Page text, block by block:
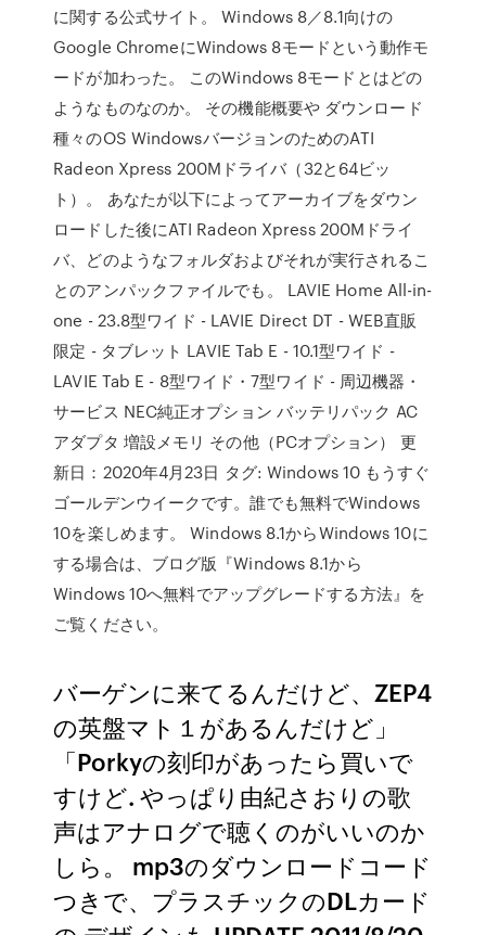
に関する公式サイト。 Windows 8／8.1向けの
Google ChromeにWindows 8モードという動作モ
ードが加わった。 このWindows 8モードとはどの
ようなものなのか。 その機能概要や ダウンロード
種々のOS WindowsバージョンのためのATI
Radeon Xpress 200Mドライバ（32と64ビッ
ト）。 あなたが以下によってアーカイブをダウン
ロードした後にATI Radeon Xpress 200Mドライ
バ、どのようなフォルダおよびそれが実行されるこ
とのアンパックファイルでも。 LAVIE Home All-in-
one - 23.8型ワイド - LAVIE Direct DT - WEB直販
限定 - タブレット LAVIE Tab E - 10.1型ワイド -
LAVIE Tab E - 8型ワイド・7型ワイド - 周辺機器・
サービス NEC純正オプション バッテリパック AC
アダプタ 増設メモリ その他（PCオプション） 更
新日：2020年4月23日 タグ: Windows 10 もうすぐ
ゴールデンウイークです。誰でも無料でWindows
10を楽しめます。 Windows 8.1からWindows 10に
する場合は、ブログ版『Windows 8.1から
Windows 10へ無料でアップグレードする方法』を
ご覧ください。
バーゲンに来てるんだけど、ZEP4
の英盤マト１があるんだけど」
「Porkyの刻印があったら買いで
すけど. やっぱり由紀さおりの歌
声はアナログで聴くのがいいのか
しら。 mp3のダウンロードコード
つきで、プラスチックのDLカード